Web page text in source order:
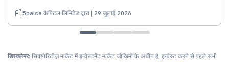
5paisa कैपिटल लिमिटेड द्वारा | 29 जुलाई 2026
डिस्क्लेमर: सिक्योरिटीज़ मार्केट में इन्वेस्टमेंट मार्केट जोखिमों के अधीन है, इन्वेस्ट करने से पहले सभी